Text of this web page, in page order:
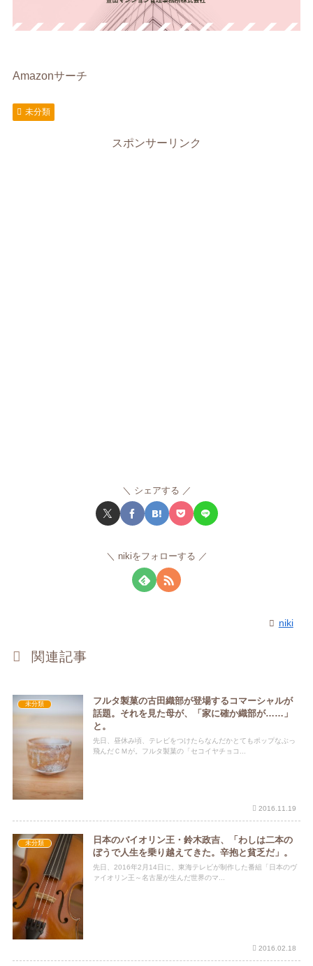
Amazonサーチ
未分類
スポンサーリンク
シェアする
nikiをフォローする
niki
関連記事
未分類
フルタ製菓の古田織部が登場するコマーシャルが
話題。それを見た母が、「家に確か織部が……」
と。
先日、昼休み頃、テレビをつけたらなんだかとてもポップなぶっ
飛んだＣＭが。フルタ製菓の「セコイヤチョコ...
2016.11.19
未分類
日本のバイオリン王・鈴木政吉、「わしは二本の
ぼうで人生を乗り越えてきた。辛抱と貧乏だ」。
先日、2016年2月14日に、東海テレビが制作した番組「日本のヴ
ァイオリン王～名古屋が生んだ世界のマ...
2016.02.18